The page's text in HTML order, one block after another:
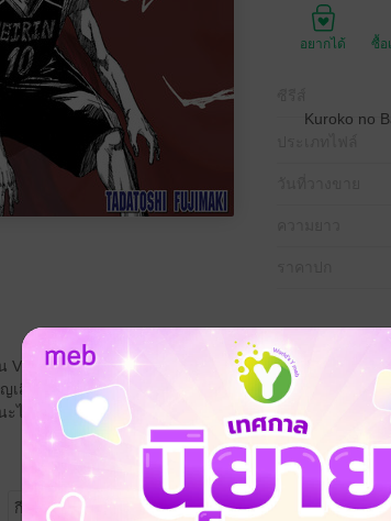
อยากได้ ซื้อ
Kuroko no
VS เซย์รินเข้าสู่ Q3 ด้วยคะแนนที่ห่างกันอยู่ 25 แต้ม ท่
เสียเสาหลักไป!? ทว่า คุโรโกะก็เข้ามายืนหยัดในสนามด้
ได้น่ะหรือ!?
กีฬา